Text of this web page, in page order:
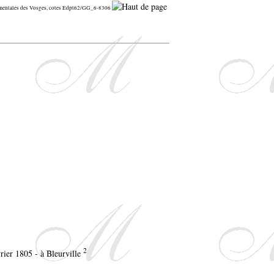
des Vosges, cotes Edpt62/GG_6-8306
1805 - à Bleurville 2